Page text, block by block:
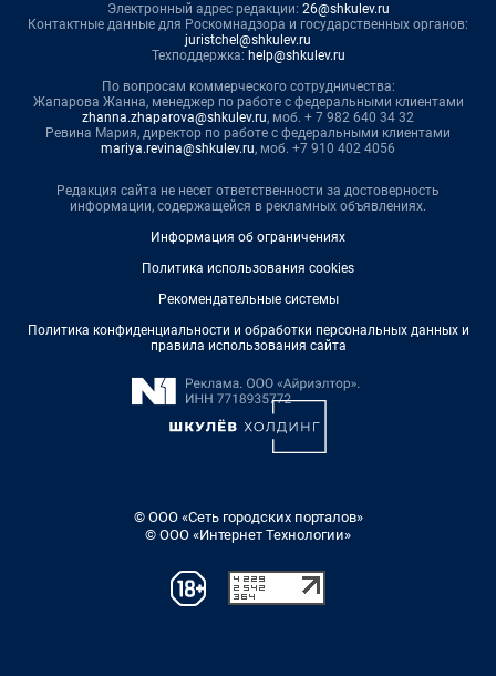
Электронный адрес редакции: 26@shkulev.ru
Контактные данные для Роскомнадзора и государственных органов:
juristchel@shkulev.ru
Техподдержка: help@shkulev.ru
По вопросам коммерческого сотрудничества:
Жапарова Жанна, менеджер по работе с федеральными клиентами
zhanna.zhaparova@shkulev.ru, моб. + 7 982 640 34 32
Ревина Мария, директор по работе с федеральными клиентами
mariya.revina@shkulev.ru, моб. +7 910 402 4056
Редакция сайта не несет ответственности за достоверность
информации, содержащейся в рекламных объявлениях.
Информация об ограничениях
Политика использования cookies
Рекомендательные системы
Политика конфиденциальности и обработки персональных данных и
правила использования сайта
© ООО «Сеть городских порталов»
© ООО «Интернет Технологии»